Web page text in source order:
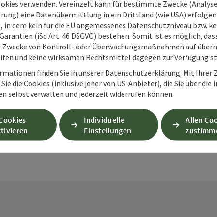
Copyright
Beitrag merken : Spitaler Sportstadl - Ihr Sportberater
Der Spitaler
Pyhrn und
Spital
Telefon
+43 7563
MODI
verwenden. Vereinzelt kann für bestimmte Zwecke
eine Datenübermittlung in ein Drittland (wie USA) erfolgen
in dem kein für die EU angemessenes Datenschutzniveau bzw.
(iSd Art. 46 DSGVO) bestehen. Somit ist es möglich,
Zwecke von Kontroll- oder Überwachungsmaßnahmen auf
und keine wirksamen Rechtsmittel dagegen zur Verfügung
finden Sie in unserer Datenschutzerklärung. Mit Ihrer
die Cookies (inklusive jener von US-Anbieter), die Sie über die
selbst verwalten und jederzeit widerrufen können.
Individuelle
Einstellungen
Allen